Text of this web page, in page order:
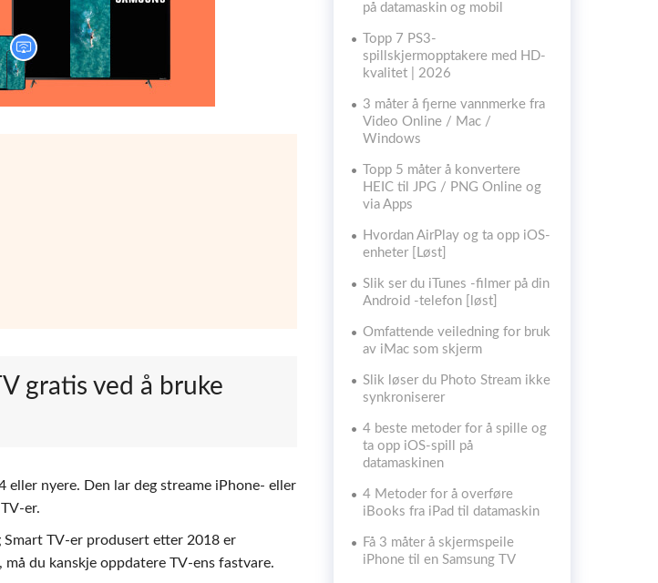
gratis ved å bruke
nyere. Den lar deg streame iPhone- eller
er.
Smart TV-er produsert etter 2018 er
du kanskje oppdatere TV-ens fastvare.
på datamaskin og mobil
Topp 7 PS3-
spillskjermopptakere med HD-
kvalitet | 2026
3 måter å fjerne vannmerke fra
Video Online / Mac /
Windows
Topp 5 måter å konvertere
HEIC til JPG / PNG Online og
via Apps
Hvordan AirPlay og ta opp iOS-
enheter [Løst]
Slik ser du iTunes -filmer på din
Android -telefon [løst]
Omfattende veiledning for bruk
av iMac som skjerm
Slik løser du Photo Stream ikke
synkroniserer
4 beste metoder for å spille og
ta opp iOS-spill på
datamaskinen
4 Metoder for å overføre
iBooks fra iPad til datamaskin
Få 3 måter å skjermspeile
iPhone til en Samsung TV